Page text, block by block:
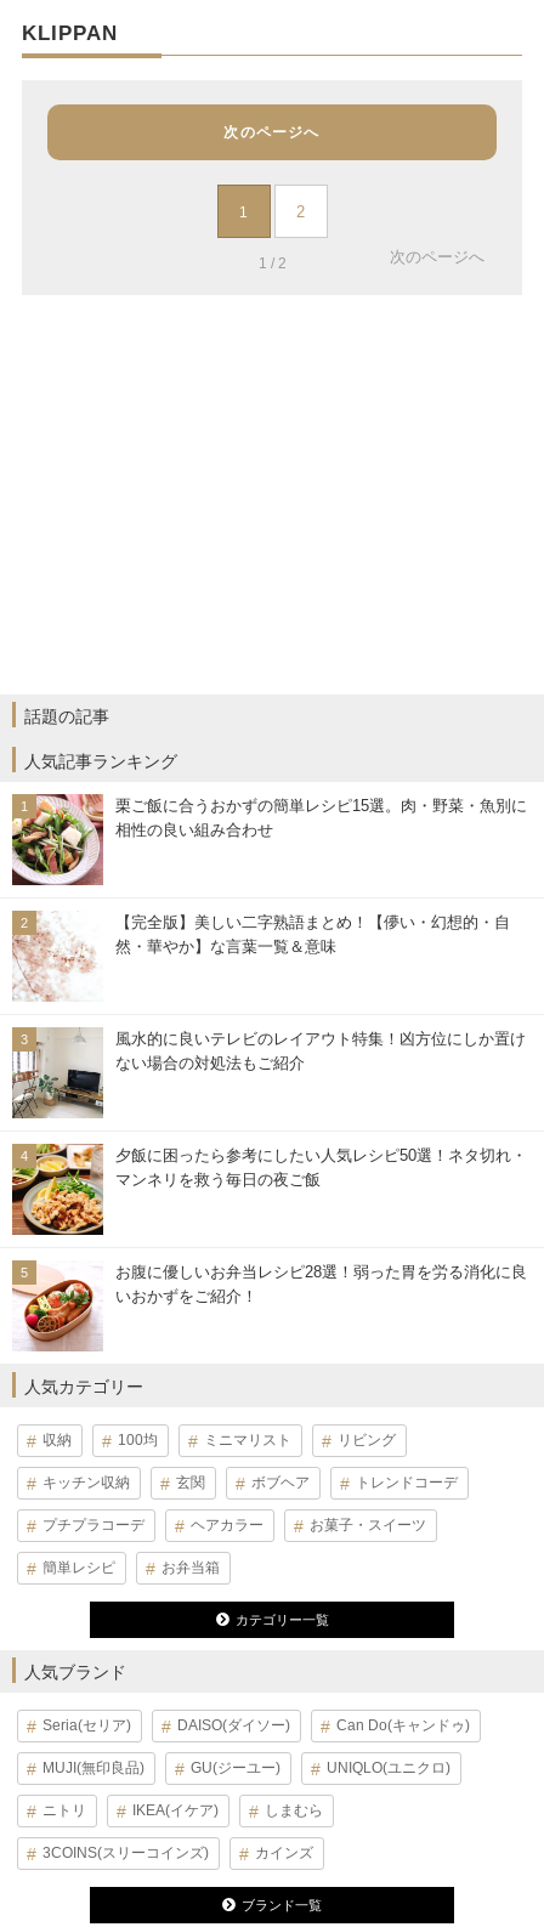
KLIPPAN
次のページへ
1 2
1 / 2 次のページへ
話題の記事
人気記事ランキング
栗ご飯に合うおかずの簡単レシピ15選。肉・野菜・魚別に
相性の良い組み合わせ
【完全版】美しい二字熟語まとめ！【儚い・幻想的・自
然・華やか】な言葉一覧＆意味
風水的に良いテレビのレイアウト特集！凶方位にしか置け
ない場合の対処法もご紹介
夕飯に困ったら参考にしたい人気レシピ50選！ネタ切れ・
マンネリを救う毎日の夜ご飯
お腹に優しいお弁当レシピ28選！弱った胃を労る消化に良
いおかずをご紹介！
人気カテゴリー
収納 100均 ミニマリスト リビング
キッチン収納 玄関 ボブヘア トレンドコーデ
プチプラコーデ ヘアカラー お菓子・スイーツ
簡単レシピ お弁当箱
カテゴリー一覧
人気ブランド
Seria(セリア) DAISO(ダイソー) Can Do(キャンドゥ)
MUJI(無印良品) GU(ジーユー) UNIQLO(ユニクロ)
ニトリ IKEA(イケア) しまむら
3COINS(スリーコインズ) カインズ
ブランド一覧